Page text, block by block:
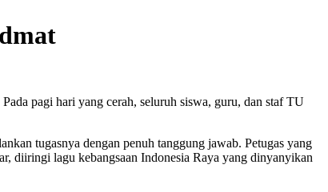
pagi hari yang cerah, seluruh siswa, guru, dan staf TU
tugasnya dengan penuh tanggung jawab. Petugas yang
diiringi lagu kebangsaan Indonesia Raya yang dinyanyikan